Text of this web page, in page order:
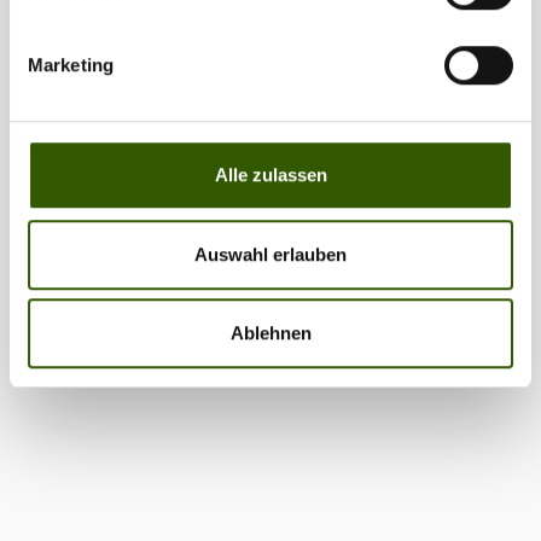
Marketing
Alle zulassen
Auswahl erlauben
Ablehnen